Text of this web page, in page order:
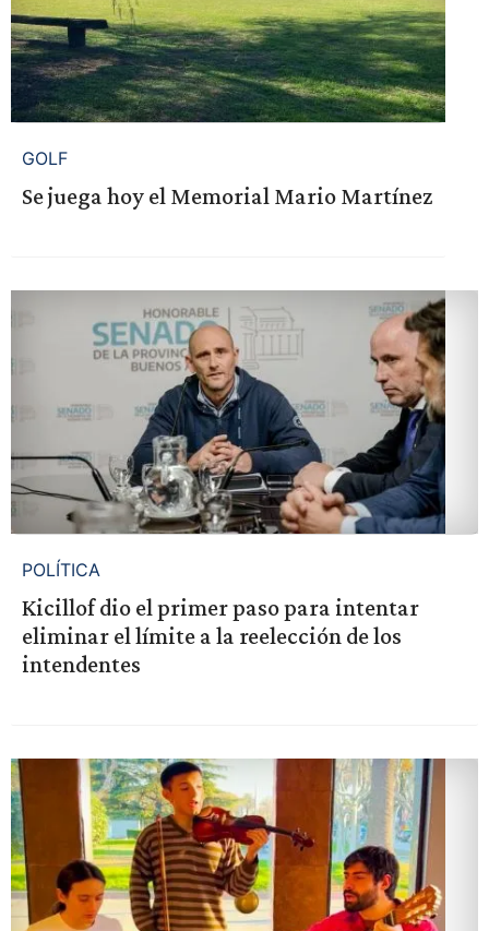
GOLF
Se juega hoy el Memorial Mario Martínez
POLÍTICA
Kicillof dio el primer paso para intentar
eliminar el límite a la reelección de los
intendentes